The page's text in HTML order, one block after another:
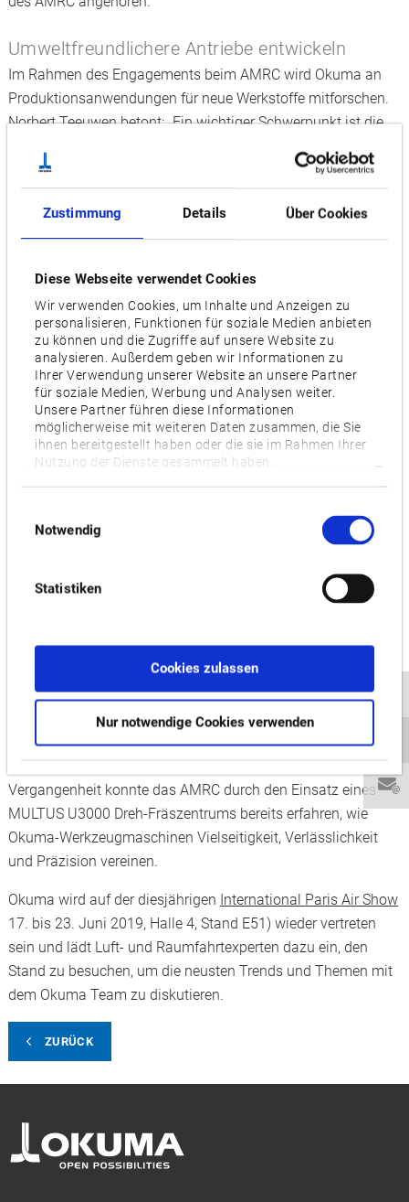
Zustimmung Details Über Cookies
Diese Webseite verwendet Cookies
Wir verwenden Cookies, um Inhalte und Anzeigen zu
personalisieren, Funktionen für soziale Medien anbieten
zu können und die Zugriffe auf unsere Website zu
analysieren. Außerdem geben wir Informationen zu
Ihrer Verwendung unserer Website an unsere Partner
für soziale Medien, Werbung und Analysen weiter.
Unsere Partner führen diese Informationen
möglicherweise mit weiteren Daten zusammen, die Sie
ihnen bereitgestellt haben oder die sie im Rahmen Ihrer
Nutzung der Dienste gesammelt haben.
Notwendig
Statistiken
Cookies zulassen
Nur notwendige Cookies verwenden
Umweltfreundlichere Antriebe entwickeln
Im Rahmen des Engagements beim AMRC wird Okuma an
Produktionsanwendungen für neue Werkstoffe mitforschen.
Norbert Teeuwen betont: „Ein wichtiger Schwerpunkt ist die
neue Werkstoffe. Das allem übergeordnete Ziel dieser
Projekte ist die Entwicklung effizienterer Antriebe, die CO2-
und Lärmemissionen vermeiden.“ Weitere Schwerpunkte der
Zusammenarbeit zwischen AMRC und Okuma sind die
Hybrid- und Getriebesysteme.
Beteiligung am Zertifizierungsprozess
Mit dem Engagement beim AMRC kann Okuma die eigenen
Maschinen für die Zertifizierung neuartiger Werkstoffe und
Herstellungsverfahren einsetzen. Okuma wird so in die Lage
versetzt, direkt ab Marktreife eines Materials oder Verfahrens
entsprechend zugelassene und empfohlene Lösungen
frühen Zeitpunkt zusammen.
AMRC erhält CNC-Maschine für hochkomplexe
Werkstücke
Okuma eine MU-8000V-L zur Verfügung. Das 5-Achsen
Bearbeitungszentrum mit zusätzlicher Drehfunktion ist
prädestiniert für die Fertigung hochkomplexer Werkstücke in
der Luft- und Raumfahrt. Okuma übernimmt zusammen mit
dem britischen Händler NCMT die kostenlose Wartung der
Vergangenheit konnte das AMRC durch den Einsatz eines
MULTUS U3000 Dreh-Fräszentrums bereits erfahren, wie
Okuma-Werkzeugmaschinen Vielseitigkeit, Verlässlichkeit
und Präzision vereinen.
Okuma wird auf der diesjährigen International Paris Air Show
17. bis 23. Juni 2019, Halle 4, Stand E51) wieder vertreten
sein und lädt Luft- und Raumfahrtexperten dazu ein, den
Stand zu besuchen, um die neusten Trends und Themen mit
dem Okuma Team zu diskutieren.
ZURÜCK